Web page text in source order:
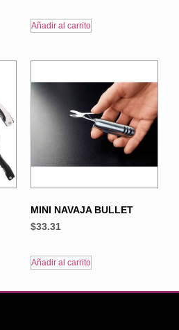
Añadir al carrito
MINI NAVAJA BULLET
$33.31
Añadir al carrito